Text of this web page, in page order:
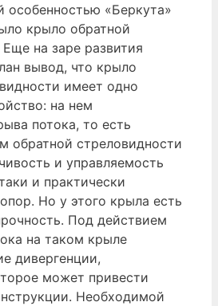
особенностью «Беркута»
крыло обратной
на заре развития
вывод, что крыло
имеет одно
на нем
потока, то есть
обратной стреловидности
и управляемость
и практически
Но у этого крыла есть
Под действием
на таком крыле
дивергенции,
может привести
Необходимой